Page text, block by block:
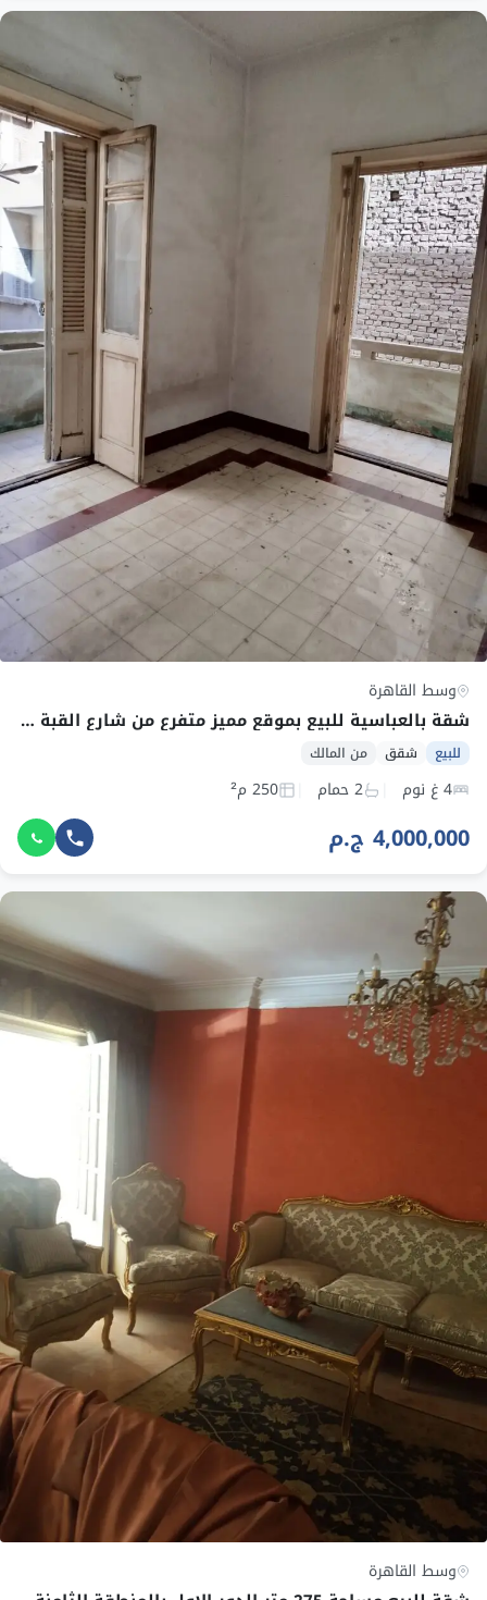
وسط القاهرة
شقة بالعباسية للبيع بموقع مميز متفرع من شارع القبة الفدويه
للبيع شقق من المالك
4 غ نوم 2 حمام 250 م²
4,000,000 ج.م
وسط القاهرة